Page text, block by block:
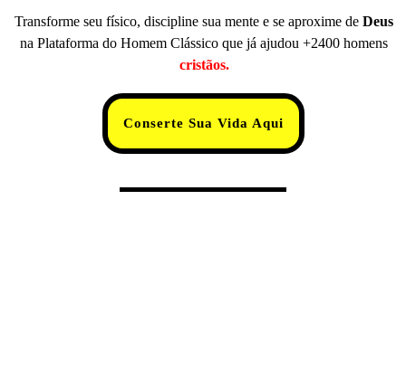
Transforme seu físico, discipline sua mente e se aproxime de Deus
na Plataforma do Homem Clássico que já ajudou +2400 homens
cristãos.
Conserte Sua Vida Aqui